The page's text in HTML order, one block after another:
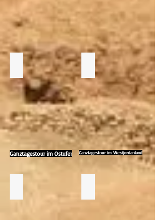
Ganztagestour im Ostufer Ganztagestour im Westjordanland